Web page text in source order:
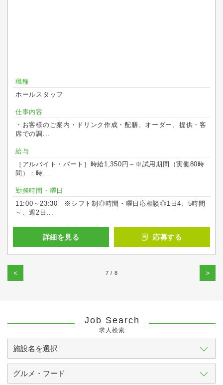
職種
ホールスタッフ
仕事内容
・お客様のご案内・ドリンク作成・配膳、オーダー、提供・客
席での調...
給与
［アルバイト・パート］時給1,350円～※試用期間（実働80時
間）：時...
勤務時間・曜日
11:00～23:30 ※シフト制◎時間・曜日応相談◎1日4、5時間
～、週2日...
詳細を見る 応募する
< 7 / 8 >
Job Search
求人検索